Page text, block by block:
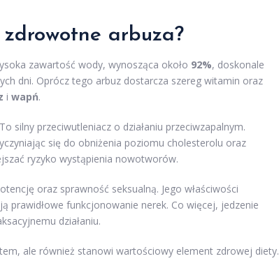
zdrowotne arbuza?
zawartość wody, wynosząca około 92%, doskonale
dni. Oprócz tego arbuz dostarcza szereg witamin oraz
i wapń.
silny przeciwutleniacz o działaniu przeciwzapalnym.
się do obniżenia poziomu cholesterolu oraz
ryzyko wystąpienia nowotworów.
oraz sprawność seksualną. Jego właściwości
prawidłowe funkcjonowanie nerek. Co więcej, jedzenie
działaniu.
ale również stanowi wartościowy element zdrowej diety.